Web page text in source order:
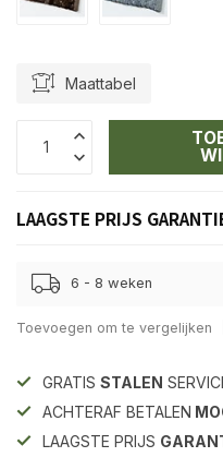
Maattabel
LAAGSTE PRIJS
6 - 8 weken
Toevoegen om te vergelijken
GRATIS STALEN
ACHTERAF BETALEN
LAAGSTE PRIJS